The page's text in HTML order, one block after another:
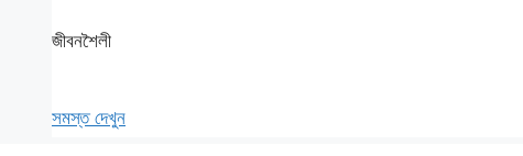
জীবনশৈলী
সমস্ত দেখুন